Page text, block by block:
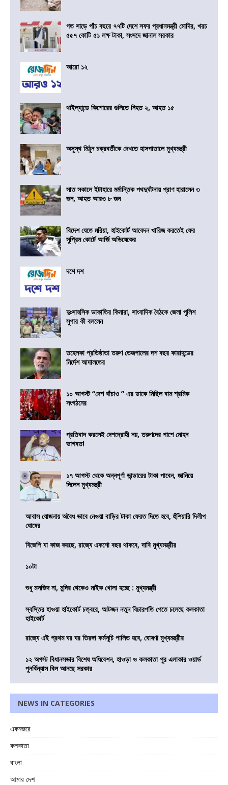
গত সাড়ে পাঁচ বছরে ৭৭টি দেশে সফর প্রধানমন্ত্রী মোদির, খরচ
৫৫৭ কোটি ৫১ লক্ষ টাকা, সংসদে জানাল সরকার
আরো ১২
থাইল্যান্ডে কিশোরের গুলিতে নিহত ২, আহত ১৫
অসুস্থ মিঠুন চক্রবর্তীকে দেখতে হাসপাতালে মুখ্যমন্ত্রী
সাত সকালে ইটাহারে মর্মান্তিক পথদুর্ঘটনায় প্রাণ হারালেন ৩
জন, আহত আরও ৮ জন
বিদেশ যেতে মরিয়া, হাইকোর্ট আবেদন খারিজ করতেই ফের
সুপ্রিম কোর্টে আর্জি অভিষেকের
দশে দশ
দুঃসাহসিক ডাকাতির কিনারা, সাংবাদিক বৈঠকে জেলা পুলিশ
সুপার কী বললেন
তহেলকা প্রতিষ্ঠাতা তরুণ তেজপালের দশ বছর কারাদন্ডের
নির্দেশ আদালতের
১০ আগস্ট “দেশ বাঁচাও ” এর ডাকে মিছিল বাম শ্রমিক
সংগঠনের
প্রতিবাদ করলেই দেশদ্রোহী নয়, তরুণদের পাশে মোহন
ভাগবত!
১৭ আগস্ট থেকে অন্নপূর্ণা ভান্ডারের টাকা পাবেন, জানিয়ে
দিলেন মুখ্যমন্ত্রী
আবাস যোজনায় অবৈধ ভাবে নেওয়া বাড়ির টাকা ফেরত দিতে হবে, হুঁশিয়ারি দিলীপ
ঘোষের
বিজেপি যা কাজ করছে, রাজ্যে একশো বছর থাকবে, দাবি মুখ্যমন্ত্রীর
১০টা
শুধু মসজিদ না, মন্দির থেকেও মাইক খোলা হচ্ছে : মুখ্যমন্ত্রী
স্বস্তির হাওয়া হাইকোর্ট চত্বরে, আটজন নতুন বিচারপতি পেতে চলেছে কলকাতা
হাইকোর্ট
রাজ্যে এই প্রথম ঘর ঘর তিরঙ্গা কর্মসূচি পালিত হবে, ঘোষণা মুখ্যমন্ত্রীর
১২ অগস্ট বিধানসভার বিশেষ অধিবেশন, হাওড়া ও কলকাতা পুর এলাকার ওয়ার্ড
পুনর্বিন্যাস বিল আনছে সরকার
NEWS IN CATEGORIES
একনজরে
কলকাতা
বাংলা
আমার দেশ